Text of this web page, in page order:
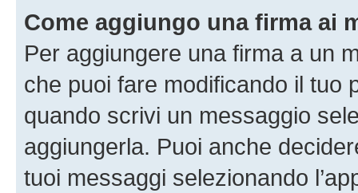
Come aggiungo una firma ai
Per aggiungere una firma a un
che puoi fare modificando il tuo
quando scrivi un messaggio
aggiungerla. Puoi anche
tuoi messaggi selezionando